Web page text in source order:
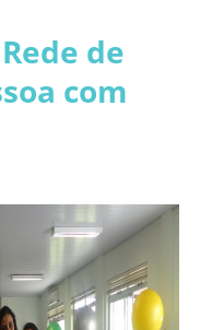
de
com